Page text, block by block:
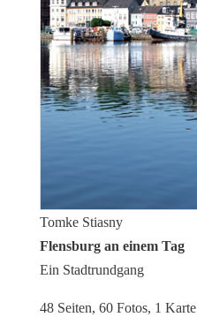
Tomke Stiasny
Flensburg an einem Tag
Ein Stadtrundgang
48 Seiten, 60 Fotos, 1 Karte